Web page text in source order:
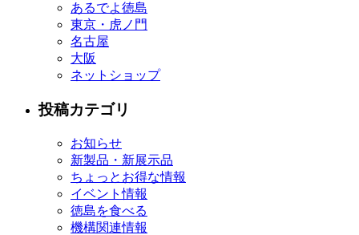
あるでよ徳島
東京・虎ノ門
名古屋
大阪
ネットショップ
投稿カテゴリ
お知らせ
新製品・新展示品
ちょっとお得な情報
イベント情報
徳島を食べる
機構関連情報